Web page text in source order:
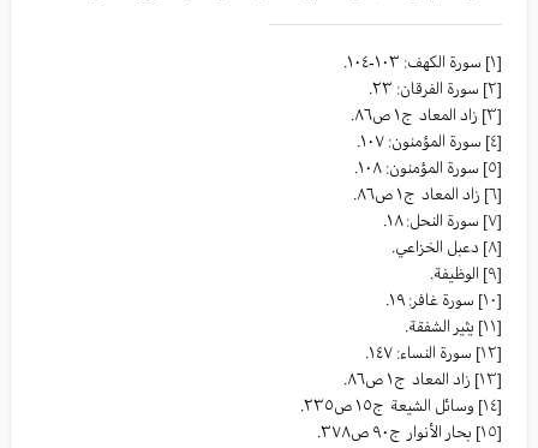
[١]
سورة الكهف: ١٠٣-١٠٤.
[٢]
سورة الفرقان: ٢٣.
[٣]
زاد المعاد ج١ ص٨٦.
[٤]
سورة المؤمنون: ١٠٧.
[٥]
سورة المؤمنون: ١٠٨.
[٦]
زاد المعاد ج١ ص٨٦.
[٧]
سورة النحل: ١٨.
[٨]
دعبل الخزاعي.
[٩]
الوظيفة.
[١٠]
سورة غافر: ١٩.
[١١]
يثير الشفقة.
[١٢]
سورة النساء: ١٤٧.
[١٣]
زاد المعاد ج١ ص٨٦.
[١٤]
وسائل الشیعة ج١٥ ص٢٣٥.
[١٥]
بحار الأنوار ج٩٠ ص٣٧٨.